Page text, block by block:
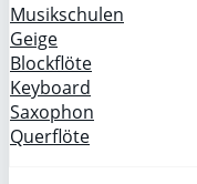
Musikschulen
Geige
Blockflöte
Keyboard
Saxophon
Querflöte